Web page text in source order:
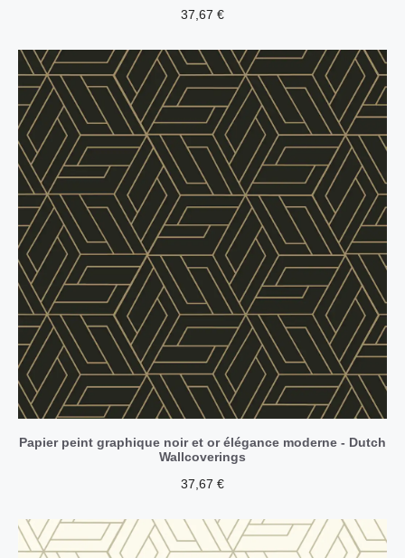
37,67 €
Papier peint graphique noir et or élégance moderne - Dutch
Wallcoverings
37,67 €